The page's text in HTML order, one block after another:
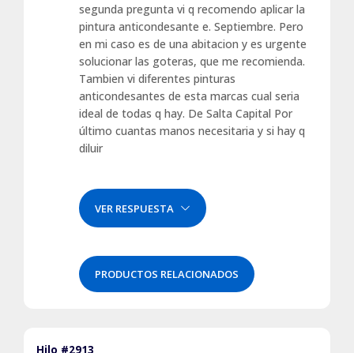
segunda pregunta vi q recomendo aplicar la
pintura anticondesante e. Septiembre. Pero
en mi caso es de una abitacion y es urgente
solucionar las goteras, que me recomienda.
Tambien vi diferentes pinturas
anticondesantes de esta marcas cual seria
ideal de todas q hay. De Salta Capital Por
último cuantas manos necesitaria y si hay q
diluir
VER RESPUESTA
PRODUCTOS RELACIONADOS
Hilo #2913